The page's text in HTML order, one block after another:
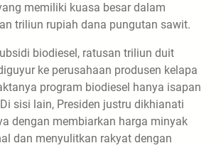
memiliki kuasa besar dalam
triliun rupiah dana pungutan sawit.
biodiesel, ratusan triliun duit
ke perusahaan produsen kelapa
program biodiesel hanya isapan
sisi lain, Presiden justru dikhianati
dengan membiarkan harga minyak
dan menyulitkan rakyat dengan